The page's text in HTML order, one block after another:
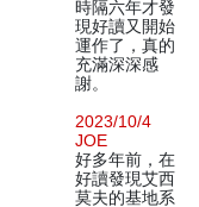
時隔六年才發
現好讀又開始
運作了，真的
充滿深深感
謝。
2023/10/4
JOE
好多年前，在
好讀發現艾西
莫夫的基地系